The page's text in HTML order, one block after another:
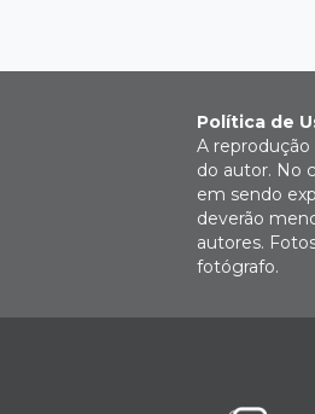
Política de
A
do autor. No
em sendo
deverão
autores.
fotógrafo.